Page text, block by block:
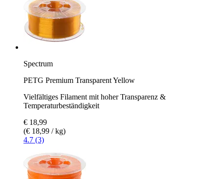
Spectrum
PETG Premium Transparent Yellow
Vielfältiges Filament mit hoher Transparenz &
Temperaturbeständigkeit
€ 18,99
(€ 18,99 / kg)
4.7 (3)